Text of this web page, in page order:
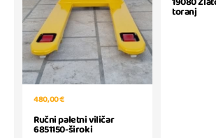
480,00 €
Ručni paletni viličar
6851150-široki
toranj